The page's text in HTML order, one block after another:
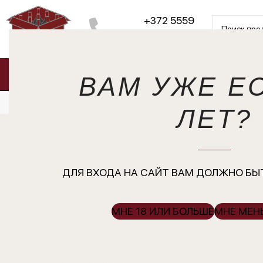
ВАМ УЖЕ
ЛЕТ?
ДЛЯ ВХОДА НА САЙТ ВАМ ДОЛЖНО
МНЕ 18 ИЛИ БОЛЬШЕМНЕ
+372 5559
Sirvi kategooriaid Магазин О нас
Русский
Barbadillo
Palomino
2024 12%